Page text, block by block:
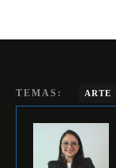
TEMAS: ARTE